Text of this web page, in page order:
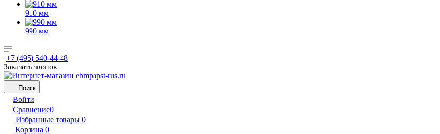
910 мм
990 мм
+7 (495) 540-44-48
Заказать звонок
Поиск
Войти
Сравнение0
Избранные товары 0
Корзина 0